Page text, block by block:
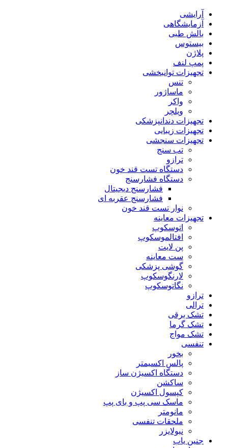
آرایشی
آزمایشگاهی
بالش طبی
بیستوس
پلاژن
پمپ لنف
تجهیزات توانبخشی
تنس
ماساژور
واکر
ویلچر
تجهیزات دندانپزشکی
تجهیزات زیبایی
تجهیزات سنجشی
تب سنج
ترازو
دستگاه تست قند خون
دستگاه فشارسنج
فشارسنج دیجیتال
فشارسنج عقربه ای
نوار تست قند خون
تجهیزات معاینه
اتوسکوپ
افتالموسکوپ
پن لایت
ست معاینه
گوشی پزشکی
لارنگوسکوپ
نگاتوسکوپ
ترازو
ترالی
تشک برقی
تشک گرما
تشک مواج
تنفسی
بخور
پالس اکسیمتر
دستگاه اکسیژن ساز
ساکشن
کپسول اکسیژن
ماسک سی پپ و بای پپ
مانومتر
ملحقات تنفسی
نبولایزر
جنین یاب